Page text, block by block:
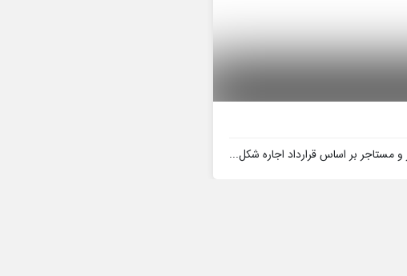
بر اساس قرارداد اجاره شکل...